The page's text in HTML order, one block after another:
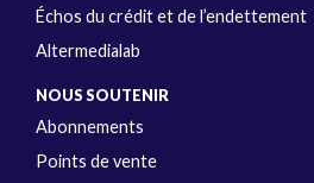
Échos du crédit et de l’endettement
Altermedialab
NOUS SOUTENIR
Abonnements
Points de vente